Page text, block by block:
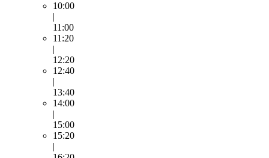
10:00
|
11:00
11:20
|
12:20
12:40
|
13:40
14:00
|
15:00
15:20
|